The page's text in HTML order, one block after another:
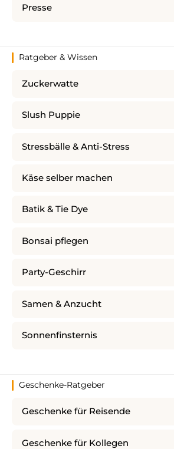
Presse
Ratgeber & Wissen
Zuckerwatte
Slush Puppie
Stressbälle & Anti-Stress
Käse selber machen
Batik & Tie Dye
Bonsai pflegen
Party-Geschirr
Samen & Anzucht
Sonnenfinsternis
Geschenke-Ratgeber
Geschenke für Reisende
Geschenke für Kollegen